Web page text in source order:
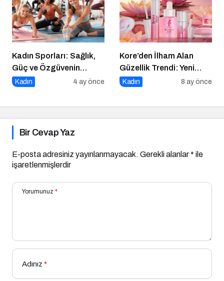
“Volume Up Mascara”
Kadın Sporları: Sağlık,
Güç ve Özgüvenin
Anahtarı
Kadın 4 ay önce
Kore’den İlham Alan
Güzellik Trendi: Yeni
Flormar K-Spirit
Kadın 8 ay önce
Bir Cevap Yaz
E-posta adresiniz yayınlanmayacak. Gerekli alanlar* ile
işaretlenmişlerdir
Yorumunuz *
Adınız *